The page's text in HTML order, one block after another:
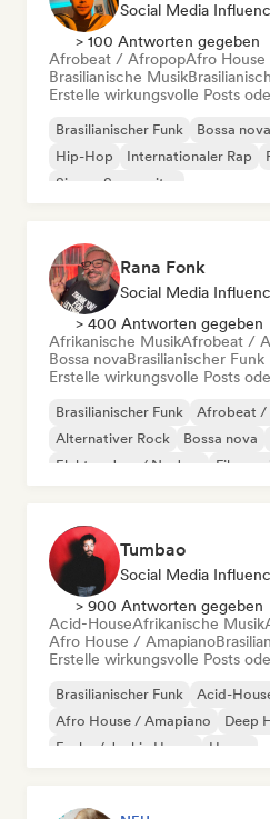
Social Media
> 100 Antworten gegeben
Afrobeat / AfropopAfro
Brasilianische Musik
Erstelle wirkungsvolle Posts
Brasilianischer Funk Bossa nova
Hip-Hop
Internationaler Rap
Singer-Songwriter
Rana Fonk
Social Media
> 400 Antworten gegeben
Afrikanische MusikAfrobeat /
Bossa novaBrasilianischer Funk
Erstelle wirkungsvolle Posts
Brasilianischer Funk
Afrobeat /
Alternativer Rock
Bossa nova
Elektro-Jazz / Nu Jazz
Tumbao
Social Media
> 900 Antworten gegeben
Acid-HouseAfrikanische Musik
Afro House / Amapiano
Erstelle wirkungsvolle Posts
Brasilianischer Funk
Acid-
Afro House / Amapiano
Deep
Funky / Jackin House
House